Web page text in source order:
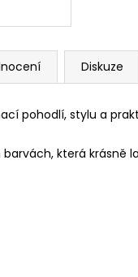
Diskuze
pohodlí, stylu a
která krásně